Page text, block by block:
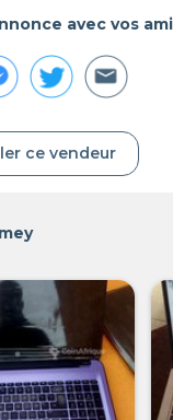
avec vos
ce vendeur